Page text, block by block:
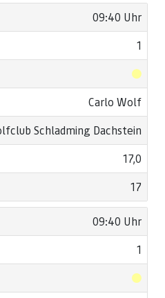
09:40 Uhr
1
Carlo Wolf
Schladming Dachstein
17,0
17
09:40 Uhr
1